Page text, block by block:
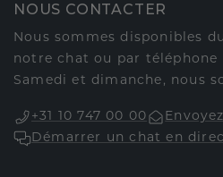
NOUS CONTACTER
Nous sommes disponibles
notre chat ou par téléphone
Samedi et dimanche, nous
+31 10 747 00 00
Démarrer un chat en